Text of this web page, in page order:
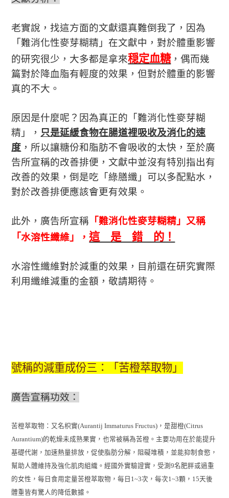
老實說，找這方面的文獻還真難倒我了，因為
「難消化性麥芽糊精 」在文獻中，對於體重影響
的研究很少，大多都是拿來穏定血糖，偶而幾
篇對於降血脂有輕度的效果，但對於體重的影響
真的不大。
原因是什麼呢？因為真正的「難消化性麥芽糊
精 」， 只是延緩食物在腸道裡吸收及消化的速
度 ，所以讓糖份和脂肪不會吸收的太快，至於廣
告所宣稱的改善排便，文獻中並沒有特別指出有
改善的效果，倒是吃「綠膳纖」可以多配點水，
對於改善排便應該會更有效果。
此外，廣告所宣稱 「難消化性麥芽糊精 」 又稱
「水溶性纖維 」 ，這 是 錯 的！
水溶性纖維對於減重的效果，目前還在研究實際
利用纖維減重的金額，敬請期待。
號稱的減重成份三：「苦橙萃取物」
廣告宣稱功效：
苦橙萃取物：又名枳實(Aurantij Immaturus Fructus) ，是甜橙(Citrus
Aurantium)的乾燥未成熟果實，也常被稱為苦橙。主要功用在於能提升
基礎代謝，加速熱量排放，促使脂肪分解，阻礙堆積，並能抑制食慾，
幫助人體維持及強化肌肉組織。經國外實驗證實，受測9名肥胖或過重
的女性，每日食用定量苦橙萃取物，每日 1~3次，每次1~3顆， 15天後
體重皆有驚人的降低數據。